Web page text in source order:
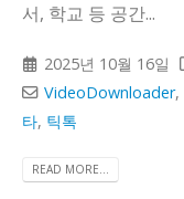
서, 학교 등 공간...
2025년 10월 16일
VideoDownloader,
타, 틱톡
READ MORE...